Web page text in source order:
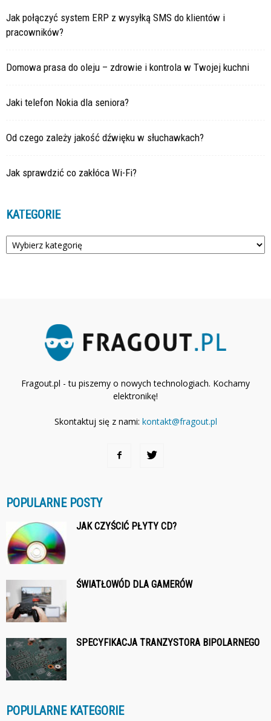
Jak połączyć system ERP z wysyłką SMS do klientów i
pracowników?
Domowa prasa do oleju – zdrowie i kontrola w Twojej kuchni
Jaki telefon Nokia dla seniora?
Od czego zależy jakość dźwięku w słuchawkach?
Jak sprawdzić co zakłóca Wi-Fi?
KATEGORIE
Kategorie
Fragout.pl - tu piszemy o nowych technologiach. Kochamy
elektronikę!
Skontaktuj się z nami: kontakt@fragout.pl
POPULARNE POSTY
JAK CZYŚCIĆ PŁYTY CD?
ŚWIATŁOWÓD DLA GAMERÓW
SPECYFIKACJA TRANZYSTORA BIPOLARNEGO
POPULARNE KATEGORIE